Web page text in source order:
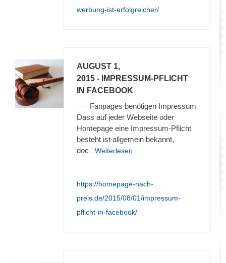
werbung-ist-erfolgreicher/
AUGUST 1,
2015 - IMPRESSUM-PFLICHT
IN FACEBOOK
Fanpages benötigen Impressum
Dass auf jeder Webseite oder
Homepage eine Impressum-Pflicht
besteht ist allgemein bekannt,
doc ...Weiterlesen
https://homepage-nach-
preis.de/2015/08/01/impressum-
pflicht-in-facebook/